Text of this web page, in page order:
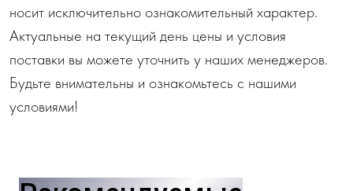
носит исключительно ознакомительный характер.
Актуальные на текущий день цены и условия
поставки вы можете уточнить у наших менеджеров.
Будьте внимательны и ознакомьтесь с нашими
условиями!